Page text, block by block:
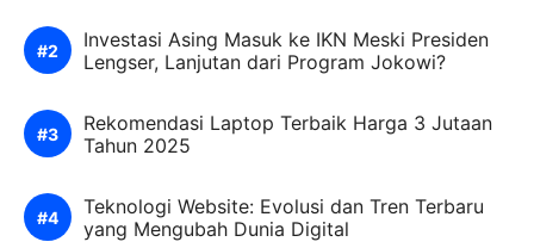
Investasi Asing Masuk ke IKN Meski Presiden
Lengser, Lanjutan dari Program Jokowi?
Rekomendasi Laptop Terbaik Harga 3 Jutaan
Tahun 2025
Teknologi Website: Evolusi dan Tren Terbaru
yang Mengubah Dunia Digital